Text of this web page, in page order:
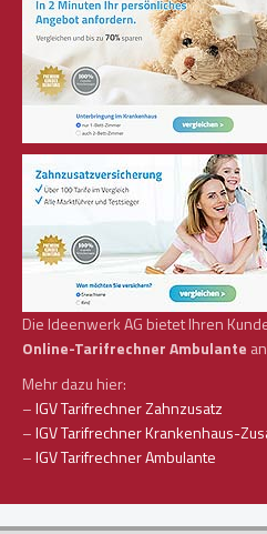
Die Ideenwerk AG bietet Ihren
Online-Tarifrechner Ambulante
Mehr dazu hier:
–IGV Tarifrechner Zahnzusatz
–IGV Tarifrechner Krankenhaus-
–IGV Tarifrechner Ambulante